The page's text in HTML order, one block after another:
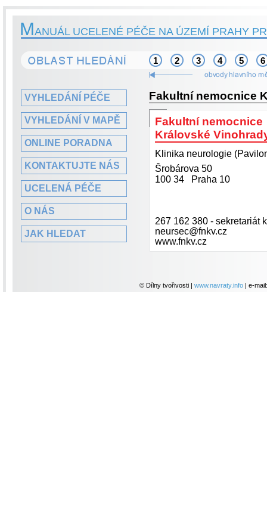
MANUÁL UCELENÉ PÉČE NA ÚZEMÍ PRAHY
1 2 3 4 5 6
VYHLEDÁNÍ PÉČE
VYHLEDÁNÍ V MAPĚ
ONLINE PORADNA
KONTAKTUJTE NÁS
UCELENÁ PÉČE
O NÁS
JAK HLEDAT
Fakultní nemocnice
Fakultní nemocnice
Královské
Klinika neurologie
Šrobárova 50
100 34 Praha 10
267 162 380 - sekretariát
neursec@fnkv.cz
www.fnkv.cz
© Dílny tvořivosti |www.navraty.info | e-